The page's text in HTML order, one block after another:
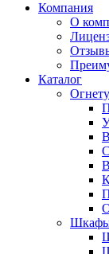
Компания
О
Каталог